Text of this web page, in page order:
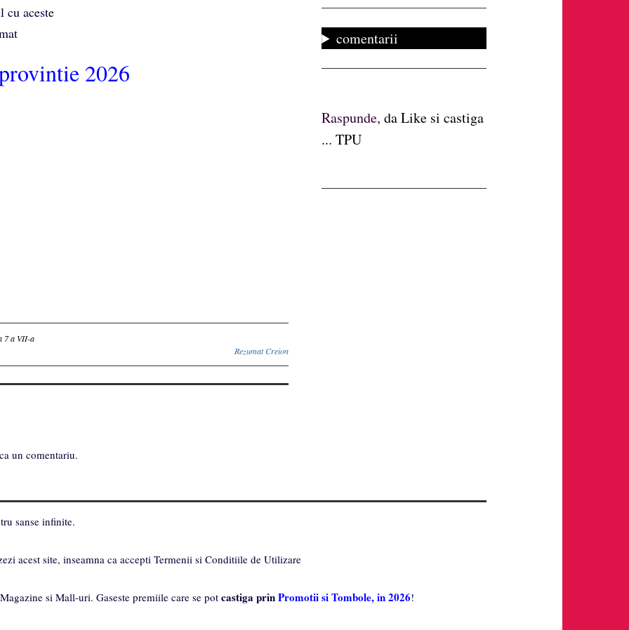
aceste
2026
7 a VII-a
Rezumat Creion
un comentariu.
comentarii
Raspunde, da Like si castiga
... TPU
sanse infinite.
acest site, inseamna ca accepti Termenii si Conditiile de Utilizare
si Mall-uri. Gaseste premiile care se pot castiga prinPromotii si Tombole, in 2026!